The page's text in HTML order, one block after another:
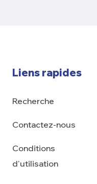
Liens rapides
Recherche
Contactez-nous
Conditions
d'utilisation